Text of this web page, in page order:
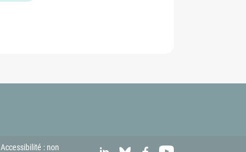
Accessibilité : non